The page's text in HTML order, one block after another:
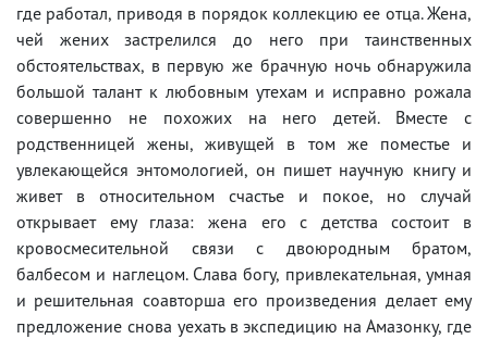
где работал, приводя в порядок коллекцию ее отца. Жена,
чей жених застрелился до него при таинственных
обстоятельствах, в первую же брачную ночь обнаружила
большой талант к любовным утехам и исправно рожала
совершенно не похожих на него детей. Вместе с
родственницей жены, живущей в том же поместье и
увлекающейся энтомологией, он пишет научную книгу и
живет в относительном счастье и покое, но случай
открывает ему глаза: жена его с детства состоит в
кровосмесительной связи с двоюродным братом,
балбесом и наглецом. Слава богу, привлекательная, умная
и решительная соавторша его произведения делает ему
предложение снова уехать в экспедицию на Амазонку, где